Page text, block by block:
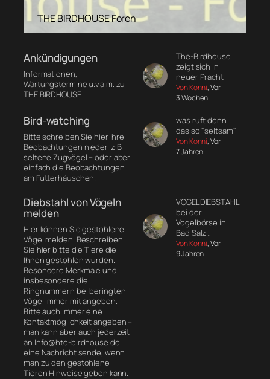
THE BIRDHOUSE Foren
Ankündigungen
Informationen,
Wartungstermine u.v.a.m. zu
THE BIRDHOUSE
The-Birdhouse
zeigt sich in
neuer Pracht
Von Konni, Vor
3 Wochen
Bird-watching
Bitte schreiben Sie hier Ihre
Beobachtungen nieder. z.B.
seltene Zugvögel – oder aber
einfach die Beobachtungen
am Futterhäuschen.
was ruft denn
das so "seltsam"
Von Konni, Vor
7 Jahren
Diebstahl von Vögeln
melden
Hier können Sie gestohlene
Vögel melden. Beschreiben
Sie hier bitte die Tiere die
Ihnen gestohlen wurden.
Besondere Merkmale und
insbesondere die
Ringnummern bei beringten
Vögel immer mit angeben.
Bitte auch immer eine
Kontaktmöglichkeit angeben –
man kann aber auch jederzeit
an Info@hte-birdhouse.de
eine Nachricht sende, wenn
man zu den gestohlene
Tieren Hinweise geben kann.
VOGELDIEBSTAHL
bei der
Vogelbörse in
Bad Salz…
Von Konni, Vor
9 Jahren